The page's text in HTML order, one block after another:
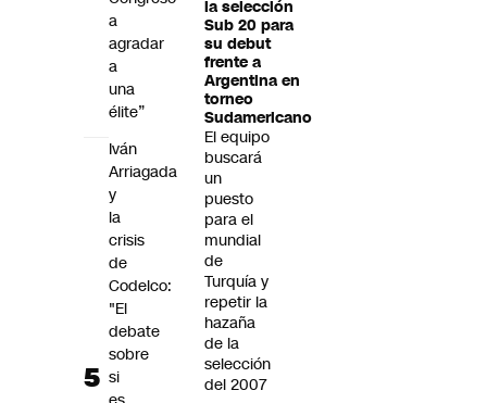
la selección
Sub 20 para
su debut
frente a
Argentina en
torneo
Sudamericano
El equipo
buscará
un
puesto
para el
mundial
de
Turquía y
repetir la
hazaña
de la
selección
del 2007
a
agradar
a
una
élite”
Iván
Arriagada
y
la
crisis
de
Codelco:
"El
debate
sobre
si